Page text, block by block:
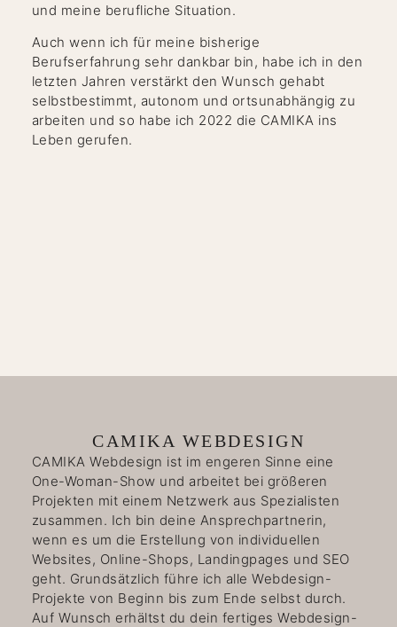
und meine berufliche Situation.
Auch wenn ich für meine bisherige
Berufserfahrung sehr dankbar bin, habe ich in den
letzten Jahren verstärkt den Wunsch gehabt
selbstbestimmt, autonom und ortsunabhängig zu
arbeiten und so habe ich 2022 die CAMIKA ins
Leben gerufen.
CAMIKA WEBDESIGN
CAMIKA Webdesign ist im engeren Sinne eine
One-Woman-Show und arbeitet bei größeren
Projekten mit einem Netzwerk aus Spezialisten
zusammen. Ich bin deine Ansprechpartnerin,
wenn es um die Erstellung von individuellen
Websites, Online-Shops, Landingpages und SEO
geht. Grundsätzlich führe ich alle Webdesign-
Projekte von Beginn bis zum Ende selbst durch.
Auf Wunsch erhältst du dein fertiges Webdesign-